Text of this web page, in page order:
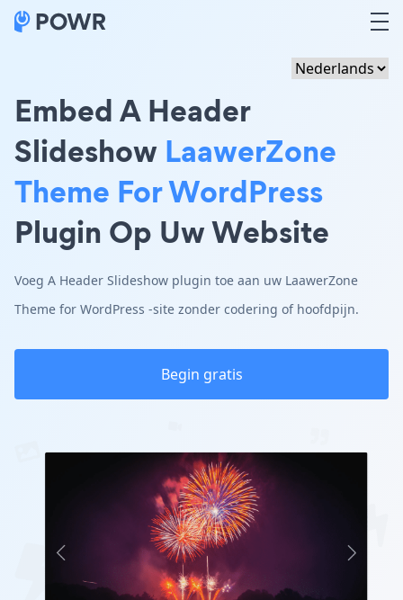
Embed A Header
Slideshow LaawerZone
Theme For WordPress
Plugin Op Uw Website
Voeg A Header Slideshow plugin toe aan uw LaawerZone
Theme for WordPress -site zonder codering of hoofdpijn.
Begin gratis